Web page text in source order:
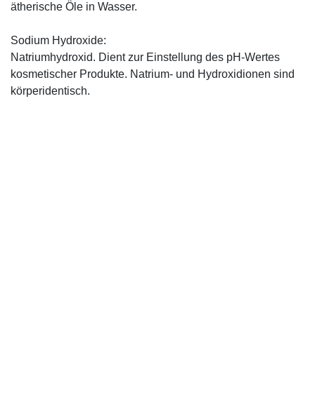
ätherische Öle in Wasser.
Sodium Hydroxide:
Natriumhydroxid. Dient zur Einstellung des pH-Wertes
kosmetischer Produkte. Natrium- und Hydroxidionen sind
körperidentisch.